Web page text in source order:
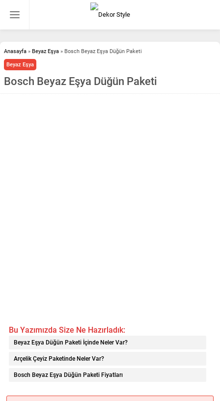
Anasayfa » Beyaz Eşya » Bosch Beyaz Eşya Düğün Paketi
Beyaz Eşya
Bosch Beyaz Eşya Düğün Paketi
Bu Yazımızda Size Ne Hazırladık:
Beyaz Eşya Düğün Paketi İçinde Neler Var?
Arçelik Çeyiz Paketinde Neler Var?
Bosch Beyaz Eşya Düğün Paketi Fiyatları